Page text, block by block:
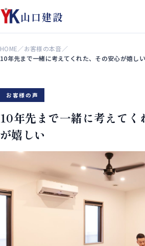
山口建設
HOME／お客様の本音／
10年先まで一緒に考えてくれた、その安心が嬉し
お客様の声
10年先まで一緒に考えてく
が嬉しい